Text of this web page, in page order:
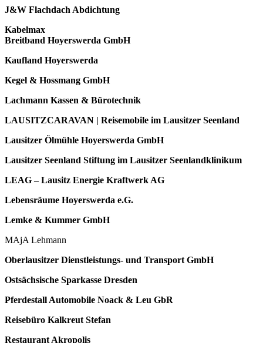
J&W Flachdach Abdichtung
Kabelmax
Breitband Hoyerswerda GmbH
Kaufland Hoyerswerda
Kegel & Hossmang GmbH
Lachmann Kassen & Bürotechnik
LAUSITZCARAVAN | Reisemobile im Lausitzer Seenland
Lausitzer Ölmühle Hoyerswerda GmbH
Lausitzer Seenland Stiftung im Lausitzer Seenlandklinikum
LEAG – Lausitz Energie Kraftwerk AG
Lebensräume Hoyerswerda e.G.
Lemke & Kummer GmbH
MAjA Lehmann
Oberlausitzer Dienstleistungs- und Transport GmbH
Ostsächsische Sparkasse Dresden
Pferdestall Automobile Noack & Leu GbR
Reisebüro Kalkreut Stefan
Restaurant Akropolis